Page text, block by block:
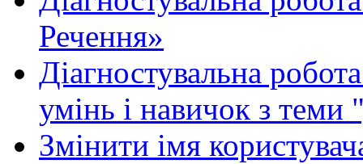
Речення»
Діагностувальна
умінь і навичок з теми
Змінити імя